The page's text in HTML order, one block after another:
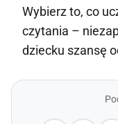
Wybierz to, co
czytania –
dziecku szansę